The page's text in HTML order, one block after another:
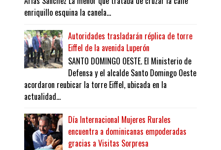
enriquillo esquina la canela...
Autoridades trasladarán réplica de torre
Eiffel de la avenida Luperón
SANTO DOMINGO OESTE. El Ministerio de
Defensa y el alcalde Santo Domingo Oeste
acordaron reubicar la torre Eiffel, ubicada en la
actualidad...
Día Internacional Mujeres Rurales
encuentra a dominicanas empoderadas
gracias a Visitas Sorpresa